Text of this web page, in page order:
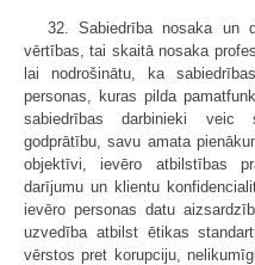
32. Sabiedrība nosaka un
vērtības, tai skaitā nosaka
lai nodrošinātu, ka
personas, kuras pilda
sabiedrības darbinieki veic
godprātību, savu amata
objektīvi, ievēro atbilstības
darījumu un klientu
ievēro personas datu
uzvedība atbilst ētikas
vērstos pret korupciju,